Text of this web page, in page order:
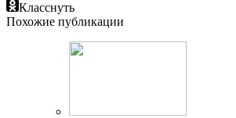
Класснуть
Похожие публикации